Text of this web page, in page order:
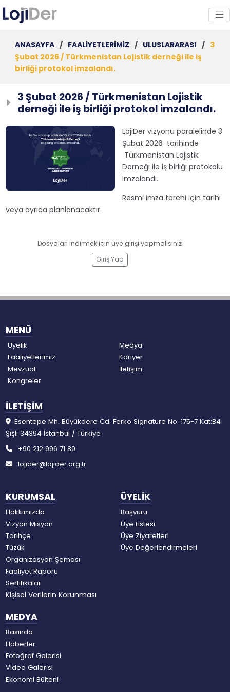
ANASAYFA / FAALİYETLERİMİZ / ULUSLARARASI / 3
Şubat 2026 / Türkmenistan Lojistik derneği ile iş
birliği protokol imzalandı.
3 Şubat 2026 / Türkmenistan Lojistik
derneği ile iş birliği protokol imzalandı.
LojiDer vizyonu paralelinde 3
Şubat 2026 tarihinde
Türkmenistan Lojistik
Derneği ile iş birliği protokolü
imzalandı.
Resmi imza töreni için tarihi
veya ayrıca planlanacaktır.
Dosyaları indirmek için üye girişi yapmalısınız
Giriş Yap
MENÜ
Üyelik
Faaliyetlerimiz
Mevzuat
Kongreler
Medya
Kariyer
İletişim
KURUMSAL
Hakkımızda
Vizyon Misyon
Tarihçe
Tüzük
Organizasyon Şeması
Faaliyet Raporu
Sertifikalar
Kişisel Verilerin Korunması
ÜYELİK
Başvuru
Üye Listesi
Üye Ziyaretleri
Üye Değerlendirmeleri
MEDYA
Basında
Haberler
Fotoğraf Galerisi
Video Galerisi
Ekonomi Bülteni
İLETİŞİM
Esentepe Mh. Büyükdere Cd. Ferko Signature No: 175-7 Kat:B4
Şişli 34394 İstanbul / Türkiye
+90 212 996 71 80
lojider@lojider.org.tr